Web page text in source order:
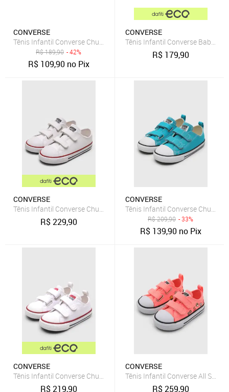
CONVERSE
Tênis Infantil Converse Chuck Taylor All Star Seasonal Colors Azul
R$189,90 - 42%
R$ 109,90no Pix
CONVERSE
Tênis Infantil Converse Baby
R$ 179,90
CONVERSE
Tênis Infantil Converse Chuck Taylor All Star 2V Branco
R$229,90
CONVERSE
Tênis Infantil Converse Chuck
R$209,90 - 33%
R$ 139,90no Pix
CONVERSE
Tênis Infantil Converse Chuck Taylor All Star 2V Branco
R$219,90
CONVERSE
Tênis Infantil Converse All Star
R$259,90